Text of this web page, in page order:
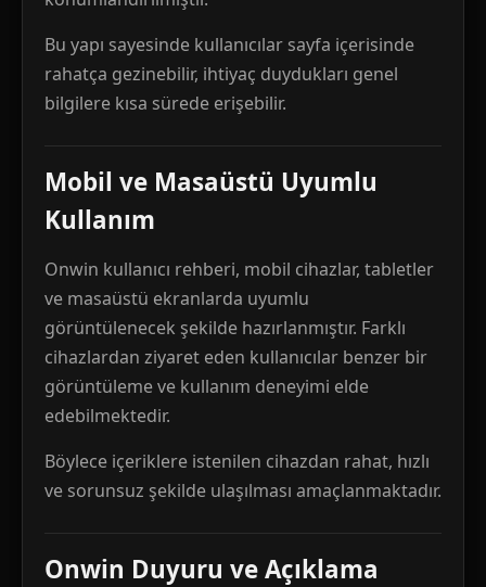
Bu yapı sayesinde kullanıcılar sayfa içerisinde
rahatça gezinebilir, ihtiyaç duydukları genel
bilgilere kısa sürede erişebilir.
Mobil ve Masaüstü Uyumlu
Kullanım
Onwin kullanıcı rehberi, mobil cihazlar, tabletler
ve masaüstü ekranlarda uyumlu
görüntülenecek şekilde hazırlanmıştır. Farklı
cihazlardan ziyaret eden kullanıcılar benzer bir
görüntüleme ve kullanım deneyimi elde
edebilmektedir.
Böylece içeriklere istenilen cihazdan rahat, hızlı
ve sorunsuz şekilde ulaşılması amaçlanmaktadır.
Onwin Duyuru ve Açıklama